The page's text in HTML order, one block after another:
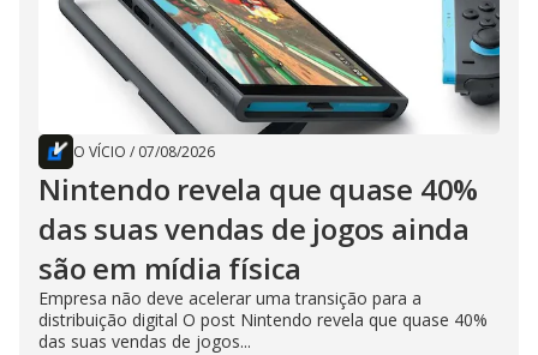
O VÍCIO / 07/08/2026
Nintendo revela que quase 40%
das suas vendas de jogos ainda
são em mídia física
Empresa não deve acelerar uma transição para a
distribuição digital O post Nintendo revela que quase 40%
das suas vendas de jogos...